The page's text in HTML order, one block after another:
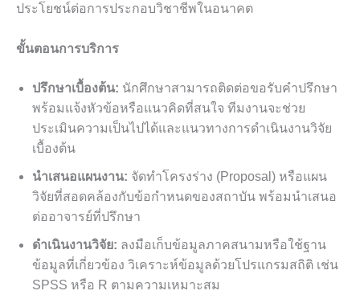
ประโยชน์ต่อการประกอบวิชาชีพในอนาคต
ขั้นตอนการบริการ
ปรึกษาเบื้องต้น: นักศึกษาสามารถติดต่อขอรับคำปรึกษา
พร้อมแจ้งหัวข้อหรือแนวคิดที่สนใจ ทีมงานจะช่วย
ประเมินความเป็นไปได้และแนวทางการดำเนินงานวิจัย
เบื้องต้น
นำเสนอแผนงาน: จัดทำโครงร่าง (Proposal) หรือแผน
วิจัยที่สอดคล้องกับข้อกำหนดของสถาบัน พร้อมนำเสนอ
ต่ออาจารย์ที่ปรึกษา
ดำเนินงานวิจัย: ลงมือเก็บข้อมูลภาคสนามหรือใช้ฐาน
ข้อมูลที่เกี่ยวข้อง วิเคราะห์ข้อมูลด้วยโปรแกรมสถิติ เช่น
SPSS หรือ R ตามความเหมาะสม